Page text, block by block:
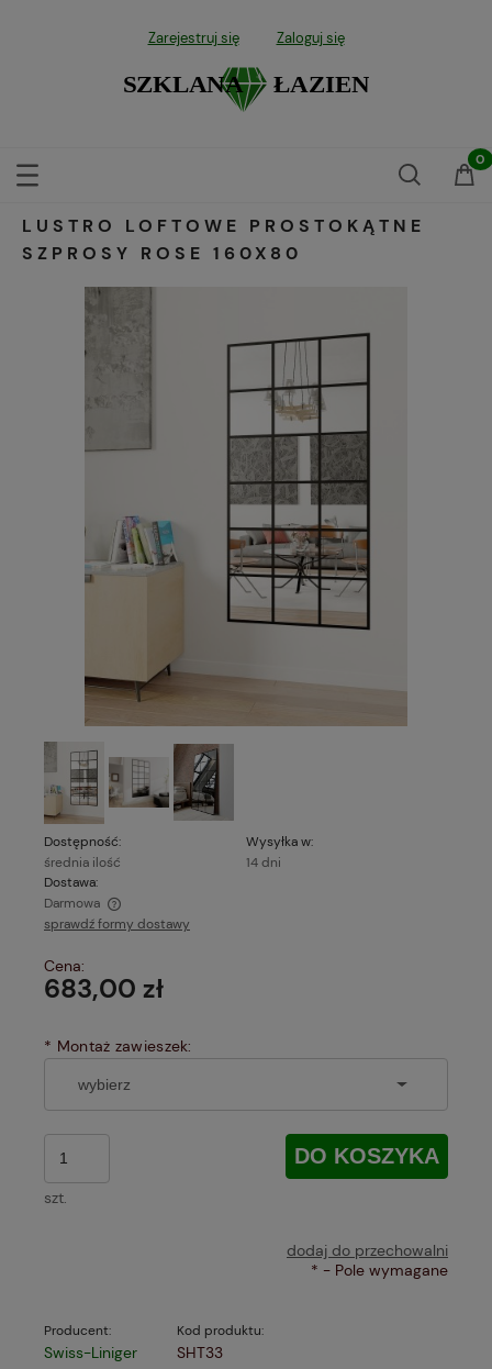
Zarejestruj się Zaloguj się
LUSTRO LOFTOWE PROSTOKĄTNE
SZPROSY ROSE 160X80
Dostępność:
średnia ilość
Wysyłka w:
14 dni
Dostawa:
Darmowa
Cena nie zawiera ewentualnych kosztów płatności
sprawdź formy dostawy
Cena:
683,00 zł
* Montaż zawieszek:
szt.
DO KOSZYKA
dodaj do przechowalni
* - Pole wymagane
Producent:
Swiss-Liniger
Kod produktu:
SHT33